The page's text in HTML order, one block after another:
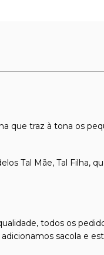
que traz à tona os
Tal Mãe, Tal Filha,
todos os
sacola e